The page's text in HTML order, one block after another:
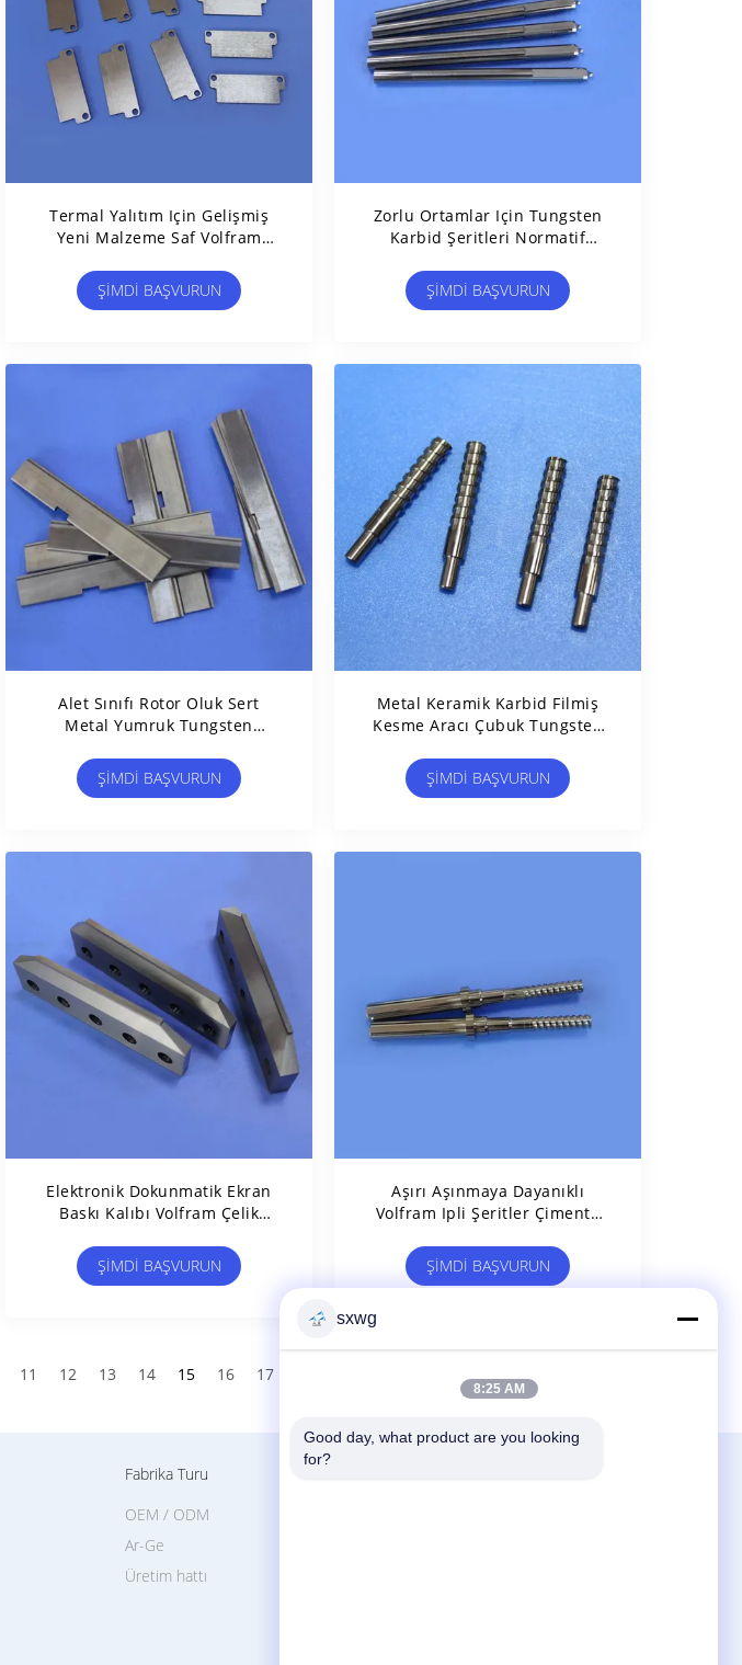
Termal Yalıtım Için Gelişmiş
Yeni Malzeme Saf Volfram
ŞIMDI BAŞVURUN
Zorlu Ortamlar Için Tungsten
Karbid Şeritleri Normatif
ŞIMDI BAŞVURUN
Alet Sınıfı Rotor Oluk Sert
Metal Yumruk Tungsten
ŞIMDI BAŞVURUN
Metal Keramik Karbid Filmiş
Kesme Aracı Çubuk Tungsten
ŞIMDI BAŞVURUN
Elektronik Dokunmatik Ekran
Baskı Kalıbı Volfram Çelik
ŞIMDI BAŞVURUN
Aşırı Aşınmaya Dayanıklı
Volfram Ipli Şeritler Çimento
ŞIMDI BAŞVURUN
11 12 13 14 15 16 17
Fabrika Turu
Üretim hattı
OEM / ODM
Ar-Ge
sxwg
8:25 AM
Good day, what product are you looking
for?